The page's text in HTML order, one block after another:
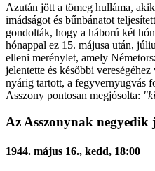
Azután jött a tömeg hulláma,
imádságot és bűnbánatot
gondolták, hogy a háború két
hónappal ez 15. májusa után,
elleni merénylet, amely
jelentette és későbbi
nyárig tartott, a fegyvernyugvás
Asszony pontosan megjósolta:
Az Asszonynak negyedik
1944. május 16., kedd, 18:00